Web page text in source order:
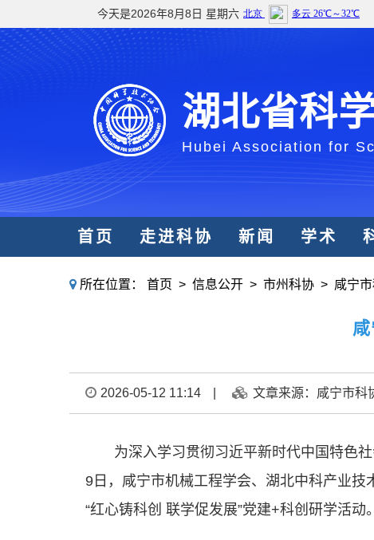
今天是2026年8月8日 星期六
湖北省科
Hubei Association for
首页 走进科协 新闻 学术
所在位置： 首页 > 信息公开 > 市州科协 > 咸宁
2026-05-12 11:14 文章来源：咸宁市科
为深入学习贯彻习近平新时代中国特色
9日，咸宁市机械工程学会、湖北中科产业
“红心铸科创 联学促发展”党建+科创研学活动。